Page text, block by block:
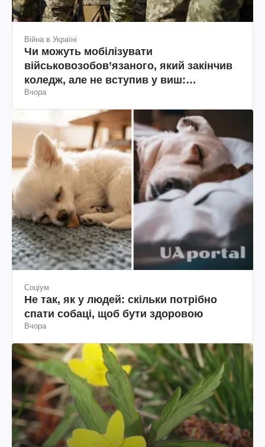
Війна в Україні
Чи можуть мобілізувати
військовозобов’язаного, який закінчив
коледж, але не вступив у виш:
пояснення юриста
Вчора
Соціум
Не так, як у людей: скільки потрібно
спати собаці, щоб бути здоровою
Вчора